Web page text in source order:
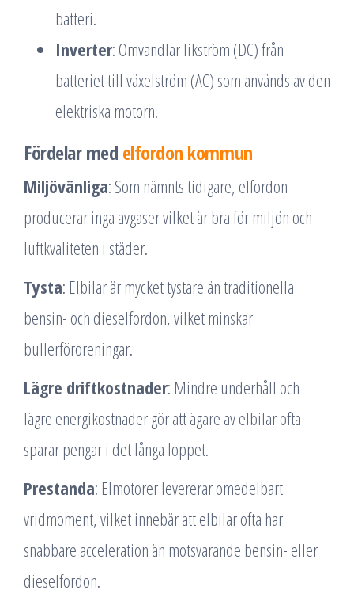
batteri.
Inverter: Omvandlar likström (DC) från
batteriet till växelström (AC) som används av den
elektriska motorn.
Fördelar med elfordon kommun
Miljövänliga: Som nämnts tidigare, elfordon
producerar inga avgaser vilket är bra för miljön och
luftkvaliteten i städer.
Tysta: Elbilar är mycket tystare än traditionella
bensin- och dieselfordon, vilket minskar
bullerföroreningar.
Lägre driftkostnader: Mindre underhåll och
lägre energikostnader gör att ägare av elbilar ofta
sparar pengar i det långa loppet.
Prestanda: Elmotorer levererar omedelbart
vridmoment, vilket innebär att elbilar ofta har
snabbare acceleration än motsvarande bensin- eller
dieselfordon.